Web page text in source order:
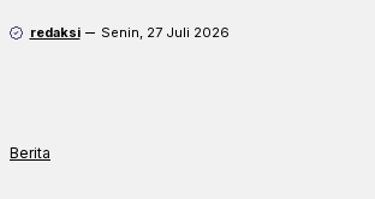
redaksi Senin, 27 Juli 2026
Berita